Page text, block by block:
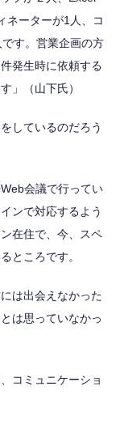
ネーターが1人、コ
す。営業企画の方
発生時に依頼する
」（山下氏）
しているのだろう
会議で行ってい
ンで対応するよう
在住で、今、スペ
ところです。
は出会えなかった
は思っていなかっ
コミュニケーショ